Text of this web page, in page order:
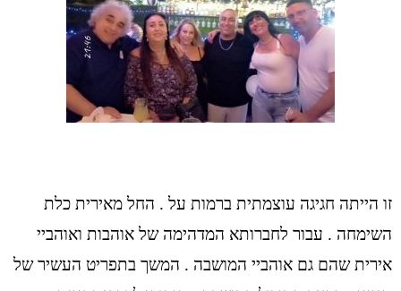
זו הייתה חגיגה עוצמתית ברמות על . החל מאירית כלת
השימחה . עבור לחברותא המדהימה של אוהבות ואוהביי
אירית שהם גם אוהביי המושבה . המשך בתפריט העשיר של